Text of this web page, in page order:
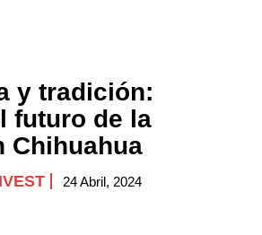
y tradición:
futuro de la
Chihuahua
24 Abril, 2024